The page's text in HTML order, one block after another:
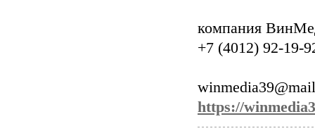
компания
+7 (4012) 92-19-
https://